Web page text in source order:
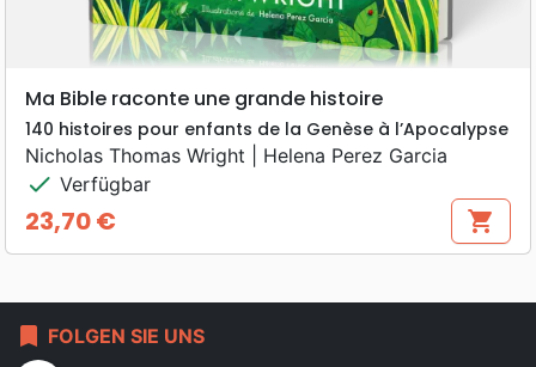
Ma Bible raconte une grande histoire
140 histoires pour enfants de la Genèse à l’Apocalypse
Nicholas Thomas Wright | Helena Perez Garcia
check Verfügbar
Preis
23,70 € shopping_cart
bookmark FOLGEN SIE UNS